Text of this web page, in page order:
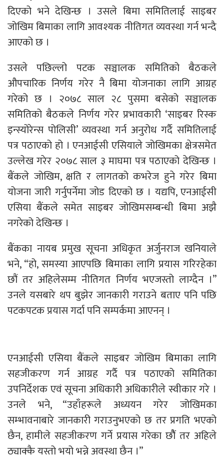
दिएको भने देखिन्छ । उसले बिमा समितिलाई साइबर
जोखिम बिमाका लागि आवश्यक नीतिगत व्यवस्था गर्न भन्दै
आएको छ ।
उसले पछिल्लो पटक सञ्चालक समितिको बैठकले
औपचारिक निर्णय गरेर नै बिमा योजनाका लागि आग्रह
गरेको छ । २०७८ साल २८ पुसमा बसेको सञ्चालक
समितिको बैठकले निर्णय गरेर प्रभावकारी ‘साइबर रिस्क
इन्स्योरेन्स पोलिसी’ व्यवस्था गर्न अनुरोध गर्दै समितिलाई
पत्र पठाएको हो । एनआईसी एसियाले जोखिमका क्षेत्रसमेत
उल्लेख गरेर २०७८ साल ३ माघमा पत्र पठाएको देखिन्छ ।
बैंकले जोखिम, क्षति र लागतको कभरेज हुने गरेर बिमा
योजना जारी गर्नुपर्नेमा जोड दिएको छ । यद्यपि, एनआईसी
एसिया बैंकले समेत साइबर जोखिमसम्बन्धी बिमा अझै
नगरेको देखिन्छ ।
बैंकका नायब प्रमुख सूचना अधिकृत अर्जुनराज खनियाले
भने, “हो, समस्या आएपछि बिमाका लागि प्रयास गरिरहेका
छौं तर अहिलेसम्म नीतिगत निर्णय भएजस्तो लाग्दैन ।”
उनले यसबारे थप बुझेर जानकारी गराउने बताए पनि पछि
पटकपटक प्रयास गर्दा पनि सम्पर्कमा आएनन् ।
एनआईसी एसिया बैंकले साइबर जोखिम बिमाका लागि
सहजीकरण गर्न आग्रह गर्दै पत्र पठाएको समितिका
उपनिर्देशक एवं सूचना अधिकारी अधिकारीले स्वीकार गरे ।
उनले भने, “उहाँहरूले अध्ययन गरेर जोखिमका
सम्भावनाबारे जानकारी गराउनुभएको छ तर प्रगति भएको
छैन, हामीले सहजीकरण गर्ने प्रयास गरेका छौैं तर अहिले
ठ्याक्कै यस्तो भयो भन्ने अवस्था छैन ।”